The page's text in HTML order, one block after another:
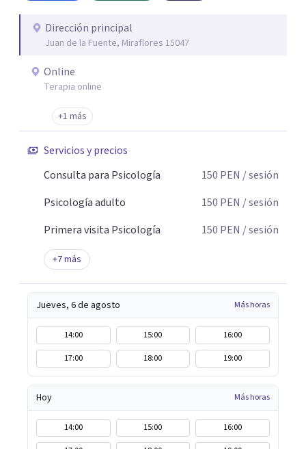
Miguel, Magdalena, Los Olivos. Los servicios que
brindamos son: Evaluación - Diagnóstico - Intervención
Terapia de Pareja Terapia Psicológica Adultos –
Entrenamiento para Padres Orientación Vocacional
Psicoterapia Gestalt Terapia Familiar Psicoterapia para
adolescentes Terapia para adultos Terapia de Aceptación
y Compromiso Activación Conductual Mindfulness Visita
Dirección principal
Juan de la Fuente, Miraflores 15047
Online
Terapia online
+1 más
Servicios y precios
Consulta para Psicología
150 PEN / sesión
Psicología adulto
150 PEN / sesión
Primera visita Psicología
150 PEN / sesión
+7más
Jueves, 6 de agosto Más horas
14:00 15:00
16:00
17:00
18:00 19:00
Hoy Más horas
14:00 15:00
16:00